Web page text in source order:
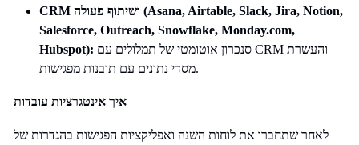
CRM ושיתוף פעולה (Asana, Airtable, Slack, Jira, Notion,
Salesforce, Outreach, Snowflake, Monday.com,
Hubspot): סנכרון אוטומטי של תמלולים עם CRM והעשרת
מסדי נתונים עם תובנות מפגישות.
איך אינטגרציות עובדות
לאחר שתחברו את לוחות השנה ואפליקציות הפגישות בהגדרות של